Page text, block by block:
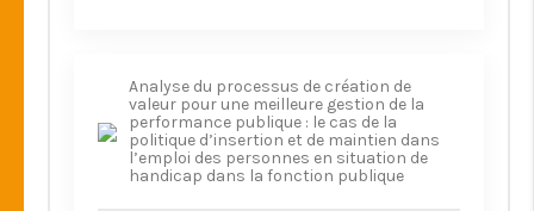
Analyse du processus de création de
valeur pour une meilleure gestion de la
performance publique : le cas de la
politique d’insertion et de maintien dans
l’emploi des personnes en situation de
handicap dans la fonction publique